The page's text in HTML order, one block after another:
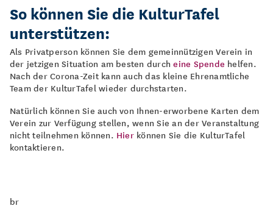
So können Sie die KulturTafel
unterstützen:
Als Privatperson können Sie dem gemeinnützigen Verein in
der jetzigen Situation am besten durcheine Spende helfen.
Nach der Corona-Zeit kann auch das kleine Ehrenamtliche
Team der KulturTafel wieder durchstarten.
Natürlich können Sie auch von Ihnen-erworbene Karten dem
Verein zur Verfügung stellen, wenn Sie an der Veranstaltung
nicht teilnehmen können. Hierkönnen Sie die KulturTafel
kontaktieren.
br